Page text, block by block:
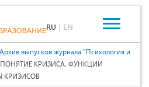
RU | EN
Архив выпусков журнала "Психология и
ПОНЯТИЕ КРИЗИСА. ФУНКЦИИ
КРИЗИСОВ